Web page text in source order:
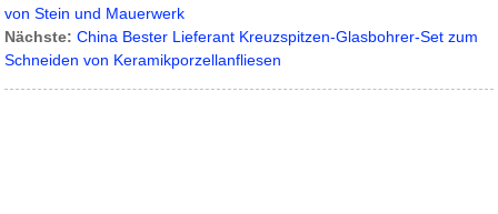
von Stein und Mauerwerk
Nächste: China Bester Lieferant Kreuzspitzen-Glasbohrer-Set zum
Schneiden von Keramikporzellanfliesen